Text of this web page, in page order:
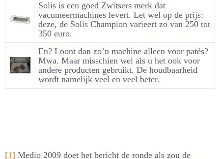
Solis is een goed Zwitsers merk dat
vacumeermachines levert. Let wel op de prijs:
deze, de Solis Champion varieert zo van 250 tot
350 euro.
En? Loont dan zo’n machine alleen voor patés?
Mwa. Maar misschien wel als u het ook voor
andere producten gebruikt. De houdbaarheid
wordt namelijk veel en veel beter.
[1] Medio 2009 doet het bericht de ronde als zou de